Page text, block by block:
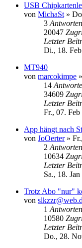
USB
von MichaSt »
3 Antworten
20047
Letzter
Di., 18.
MT940
von marcokimpe »
14
34609
Letzter
Fr., 07.
App hängt nach
von JoOerter»
2 Antworten
10634
Letzter
Sa., 18.
Trotz Abo "nur"
von
1 Antworten
10580
Letzter
Do., 28.